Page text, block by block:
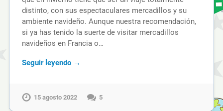
distinto, con sus espectaculares mercadillos y su
ambiente navideño. Aunque nuestra recomendación,
si ya has tenido la suerte de visitar mercadillos
navideños en Francia o…
Seguir leyendo →
15 agosto 2022 5